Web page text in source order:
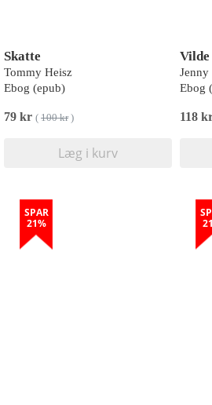
Skatte
Tommy Heisz
Ebog (epub)
79 kr ( 100 kr)
Læg i kurv
Jenny
Ebog
118
SPAR
21%